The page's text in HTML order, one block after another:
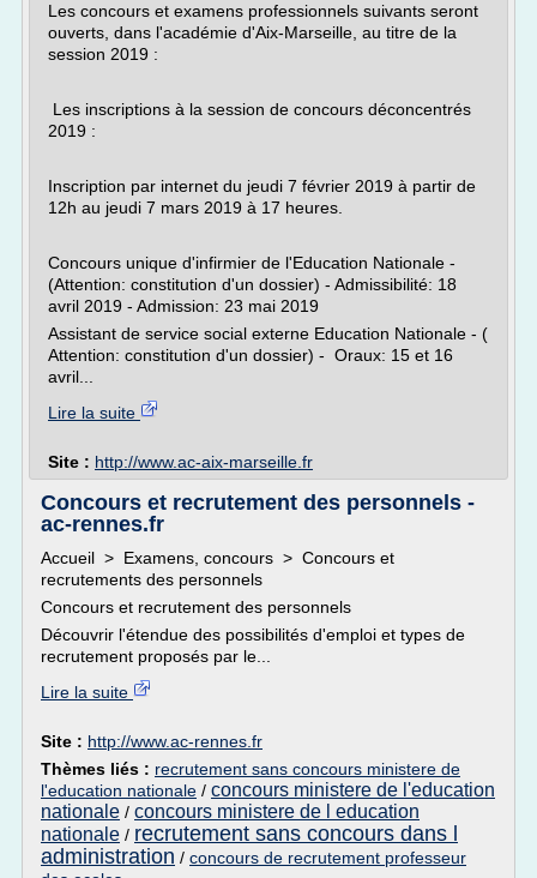
Les concours et examens professionnels suivants seront
ouverts, dans l'académie d'Aix-Marseille, au titre de la
session 2019 :
Les inscriptions à la session de concours déconcentrés
2019 :
Inscription par internet du jeudi 7 février 2019 à partir de
12h au jeudi 7 mars 2019 à 17 heures.
Concours unique d'infirmier de l'Education Nationale -
(Attention: constitution d'un dossier) - Admissibilité: 18
avril 2019 - Admission: 23 mai 2019
Assistant de service social externe Education Nationale - (
Attention: constitution d'un dossier) - Oraux: 15 et 16
avril...
Lire la suite
Site : http://www.ac-aix-marseille.fr
Concours et recrutement des personnels -
ac-rennes.fr
Accueil > Examens, concours > Concours et
recrutements des personnels
Concours et recrutement des personnels
Découvrir l'étendue des possibilités d'emploi et types de
recrutement proposés par le...
Lire la suite
Site : http://www.ac-rennes.fr
Thèmes liés : recrutement sans concours ministere de
l'education nationale / concours ministere de l'education
nationale / concours ministere de l education
nationale / recrutement sans concours dans l
administration / concours de recrutement professeur